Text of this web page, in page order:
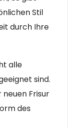
Stil
durch Ihre
alle
sind.
neuen Frisur
des